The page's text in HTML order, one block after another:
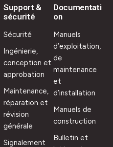
Support &
sécurité
Sécurité
Ingénierie,
conception et
approbation
Maintenance,
réparation et
révision
générale
Signalement
Documentati
on
Manuels
d’exploitation,
de
maintenance
et
d’installation
Manuels de
construction
Bulletin et